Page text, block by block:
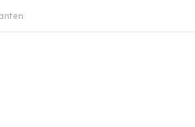
Literasi Digital